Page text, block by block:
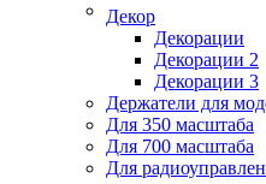
Декор
Декорации
Декорации 2
Декорации 3
Держатели для
Для 350 масштаба
Для 700 масштаба
Для